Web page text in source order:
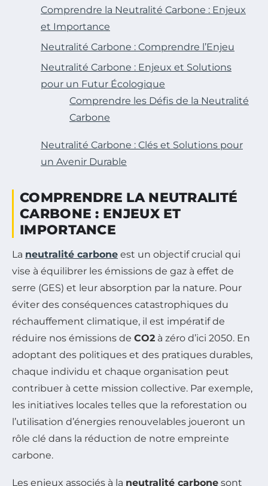
Comprendre la Neutralité Carbone : Enjeux
et Importance
Neutralité Carbone : Comprendre l’Enjeu
Neutralité Carbone : Enjeux et Solutions
pour un Futur Écologique
Comprendre les Défis de la Neutralité
Carbone
Neutralité Carbone : Clés et Solutions pour
un Avenir Durable
COMPRENDRE LA NEUTRALITÉ
CARBONE : ENJEUX ET
IMPORTANCE
La neutralité carbone est un objectif crucial qui
vise à équilibrer les émissions de gaz à effet de
serre (GES) et leur absorption par la nature. Pour
éviter des conséquences catastrophiques du
réchauffement climatique, il est impératif de
réduire nos émissions de CO2 à zéro d’ici 2050. En
adoptant des politiques et des pratiques durables,
chaque individu et chaque organisation peut
contribuer à cette mission collective. Par exemple,
les initiatives locales telles que la reforestation ou
l’utilisation d’énergies renouvelables joueront un
rôle clé dans la réduction de notre empreinte
carbone.
Les enjeux associés à la neutralité carbone sont